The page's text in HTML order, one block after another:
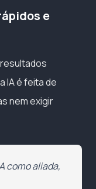
e
IA é feita de
nem exigir
como aliada,